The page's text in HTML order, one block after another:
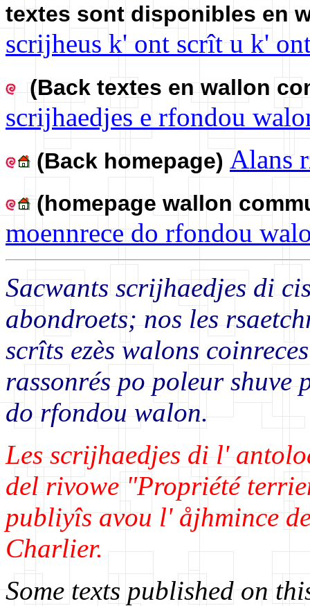
textes sont disponibles en
scrijheus k' ont scrît u k'
(Back textes en wallon
scrijhaedjes e rfondou
(Back homepage) Alans
(homepage wallon
moennrece do rfondou
Sacwants scrijhaedjes di
abondroets; nos les
scrîts ezès walons
rassonrés po poleur shuve
do rfondou walon.
Les scrijhaedjes di l'
del rivowe "Propriété
publiyîs avou l' åjhmince
Charlier.
Some texts published on